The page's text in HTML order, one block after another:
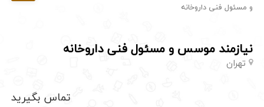
و مسئول فنی داروخانه
نیازمند موسس و مسئول فنی داروخانه
تهران
تماس بگیرید